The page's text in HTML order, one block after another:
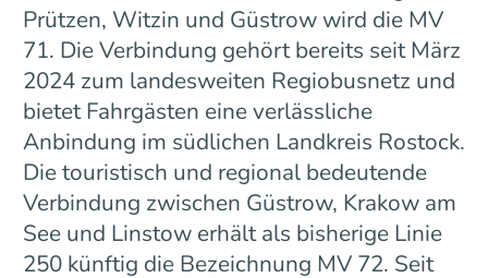
Prützen, Witzin und Güstrow wird die MV
71. Die Verbindung gehört bereits seit März
2024 zum landesweiten Regiobusnetz und
bietet Fahrgästen eine verlässliche
Anbindung im südlichen Landkreis Rostock.
Die touristisch und regional bedeutende
Verbindung zwischen Güstrow, Krakow am
See und Linstow erhält als bisherige Linie
250 künftig die Bezeichnung MV 72. Seit